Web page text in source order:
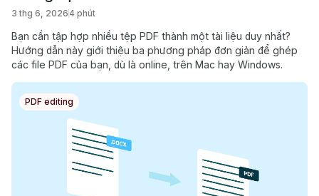
3 thg 6, 20264 phút
Bạn cần tập hợp nhiều tệp PDF thành một tài liệu duy nhất?
Hướng dẫn này giới thiệu ba phương pháp đơn giản để ghép
các file PDF của bạn, dù là online, trên Mac hay Windows.
PDF editing